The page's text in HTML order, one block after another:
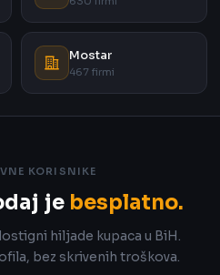
Mostar
467 firmi
KORISNIKE
je besplatno.
hiljade kupaca u BiH.
bez skrivenih troškova.